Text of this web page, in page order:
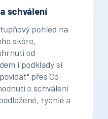
schválení
pohled na
skóre,
od
i podklady si
přes Co-
o schválení
rychlé a